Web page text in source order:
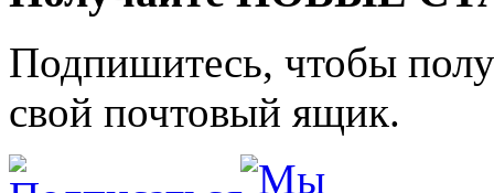
Подпишитесь, чтобы
свой почтовый ящик.